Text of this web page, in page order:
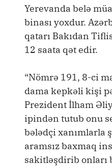
Yerevanda belə
binası yoxdur.
qatarı Bakıdan
12 saata qət edir.
“Nömrə 191, 8-ci
dama kepkəli kişi
Prezident İlham
ipindən tutub onu
bələdçi xanımlarla
aramsız baxmaq
sakitləşdirib onları